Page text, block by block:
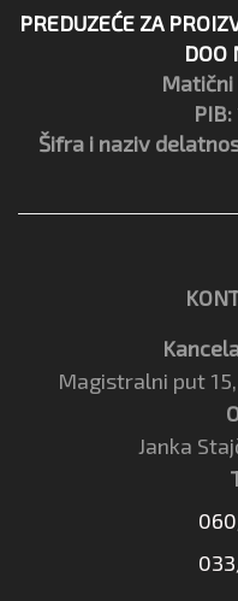
PREDUZEĆE ZA
DOO
Matični
PIB:
Šifra i naziv
Magistralni put
Janka